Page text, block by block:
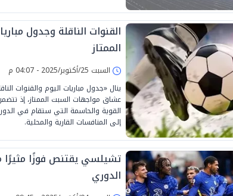
القنوات الناقلة وجدول
الممتاز
السبت 25/أكتوبر/2025 - 04:07 م
ينال «جدول مباريات اليوم والقنوات
عشاق مواجهات السبت الممتاز، إذ
القوية والحاسمة التي ستقام في
إلى المنافسات القارية والمحلية.
تشيلسي يقتنص فوزًا مثيرًا
الدوري